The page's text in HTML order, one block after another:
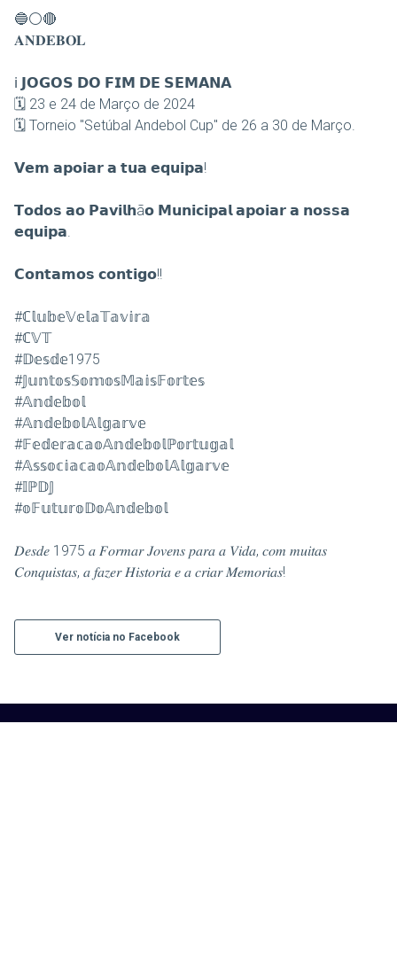
🔵⚪🔴
𝐀𝐍𝐃𝐄𝐁𝐎𝐋
ℹ️ 𝗝𝗢𝗚𝗢𝗦 𝗗𝗢 𝗙𝗜𝗠 𝗗𝗘 𝗦𝗘𝗠𝗔𝗡𝗔
🗓 23 e 24 de Março de 2024
🗓 Torneio "Setúbal Andebol Cup" de 26 a 30 de Março.
𝗩𝗲𝗺 𝗮𝗽𝗼𝗶𝗮𝗿 𝗮 𝘁𝘂𝗮 𝗲𝗾𝘂𝗶𝗽𝗮!
𝗧𝗼𝗱𝗼𝘀 𝗮𝗼 𝗣𝗮𝘃𝗶𝗹𝗵ã𝗼 𝗠𝘂𝗻𝗶𝗰𝗶𝗽𝗮𝗹 𝗮𝗽𝗼𝗶𝗮𝗿 𝗮 𝗻𝗼𝘀𝘀𝗮
𝗲𝗾𝘂𝗶𝗽𝗮.
𝗖𝗼𝗻𝘁𝗮𝗺𝗼𝘀 𝗰𝗼𝗻𝘁𝗶𝗴𝗼!!
#ℂ𝕝𝕦𝕓𝕖𝕍𝕖𝕝𝕒𝕋𝕒𝕧𝕚𝕣𝕒
#ℂ𝕍𝕋
#𝔻𝕖𝕤𝕕𝕖1975
#𝕁𝕦𝕟𝕥𝕠𝕤𝕊𝕠𝕞𝕠𝕤𝕄𝕒𝕚𝕤𝔽𝕠𝕣𝕥𝕖𝕤
#𝔸𝕟𝕕𝕖𝕓𝕠𝕝
#𝔸𝕟𝕕𝕖𝕓𝕠𝕝𝔸𝕝𝕘𝕒𝕣𝕧𝕖
#𝔽𝕖𝕕𝕖𝕣𝕒𝕔𝕒𝕠𝔸𝕟𝕕𝕖𝕓𝕠𝕝ℙ𝕠𝕣𝕥𝕦𝕘𝕒𝕝
#𝔸𝕤𝕤𝕠𝕔𝕚𝕒𝕔𝕒𝕠𝔸𝕟𝕕𝕖𝕓𝕠𝕝𝔸𝕝𝕘𝕒𝕣𝕧𝕖
#𝕀ℙ𝔻𝕁
#𝕠𝔽𝕦𝕥𝕦𝕣𝕠𝔻𝕠𝔸𝕟𝕕𝕖𝕓𝕠𝕝
𝐷𝑒𝑠𝑑𝑒 1975 𝑎 𝐹𝑜𝑟𝑚𝑎𝑟 𝐽𝑜𝑣𝑒𝑛𝑠 𝑝𝑎𝑟𝑎 𝑎 𝑉𝑖𝑑𝑎, 𝑐𝑜𝑚 𝑚𝑢𝑖𝑡𝑎𝑠
𝐶𝑜𝑛𝑞𝑢𝑖𝑠𝑡𝑎𝑠, 𝑎 𝑓𝑎𝑧𝑒𝑟 𝐻𝑖𝑠𝑡𝑜𝑟𝑖𝑎 𝑒 𝑎 𝑐𝑟𝑖𝑎𝑟 𝑀𝑒𝑚𝑜𝑟𝑖𝑎𝑠!
Ver notícia no Facebook